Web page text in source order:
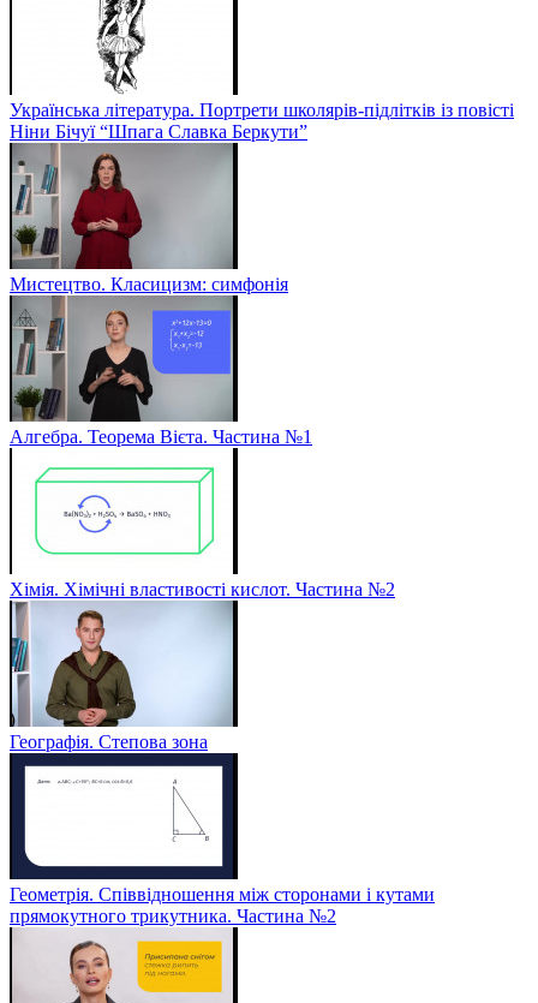
Українська література. Портрети школярів-підлітків із повісті
Ніни Бічуї “Шпага Славка Беркути”
Мистецтво. Класицизм: симфонія
Алгебра. Теорема Вієта. Частина №1
Хімія. Хімічні властивості кислот. Частина №2
Географія. Степова зона
Геометрія. Співвідношення між сторонами і кутами
прямокутного трикутника. Частина №2